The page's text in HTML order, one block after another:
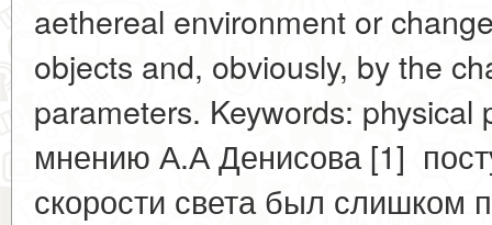
aethereal environment or
objects and, obviously, by the
parameters. Keywords:
мнению А.А Денисова [1]
скорости света был слишком